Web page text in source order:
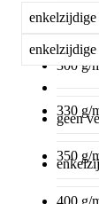
300 g/
300 g/
330 g/
350 g/
geen